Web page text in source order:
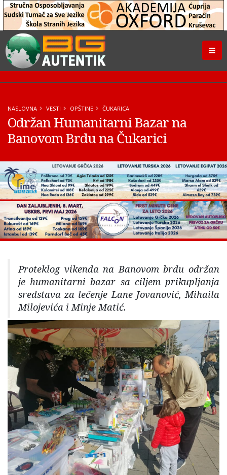
NASLOVNA VESTI OPŠTINE ČUKARICA
Održan Humanitarni Bazar na
Banovom Brdu na Čukarici
Proteklog vikenda na Banovom brdu održan
je humanitarni bazar sa ciljem prikupljanja
sredstava za lečenje Lane Jovanović, Mihaila
Milojevića i Minje Matić.